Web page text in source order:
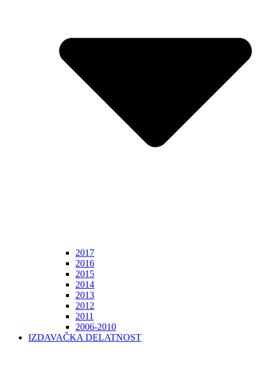
2017
2016
2015
2014
2013
2012
2011
2006-2010
IZDAVAČKA DELATNOST